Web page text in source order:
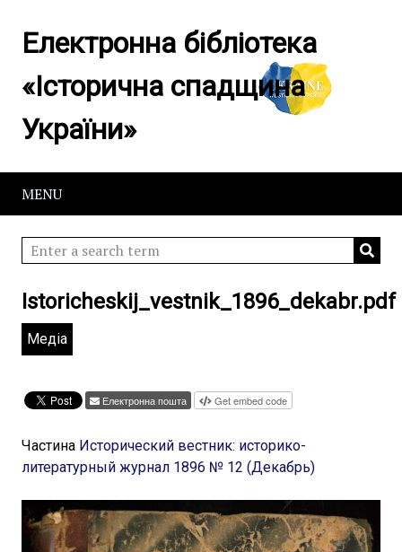
Електронна бібліотека
«Історична спадщина
України»
MENU
Istoricheskij_vestnik_1896_dekabr.pdf
Медіа
Електронна пошта Get embed code
Частина Исторический вестник: историко-
литературный журнал 1896 № 12 (Декабрь)